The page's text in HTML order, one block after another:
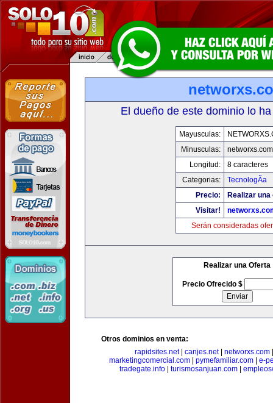
El dueño de este dominio lo
Mayusculas:
Minusculas:
networxs.com
Longitud:
8 caracteres
Categorias:
TecnologÃ­a
Precio:
Realizar
Visitar!
Serán consideradas
Realizar una Oferta
Precio Ofrecido $
Otros dominios en venta:
rapidsites.net| canjes.net| networxs.com
marketingcomercial.com| pymefamiliar.com| e-
tradegate.info| turismosanjuan.com|